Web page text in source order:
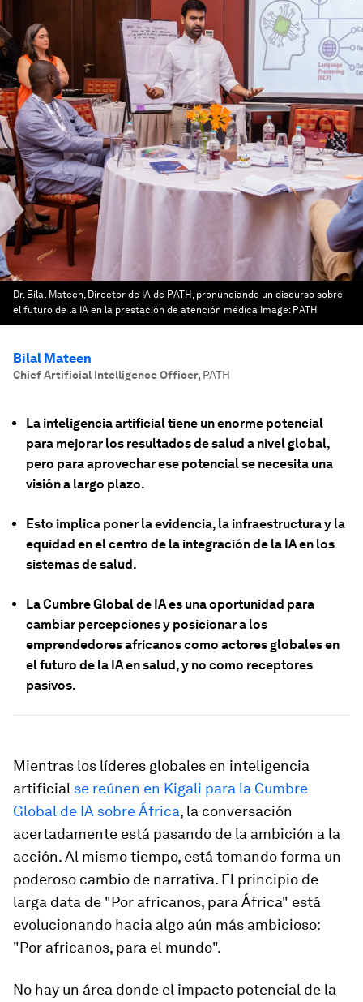
Dr. Bilal Mateen, Director de IA de PATH, pronunciando un discurso sobre
el futuro de la IA en la prestación de atención médica Image: PATH
Bilal Mateen
Chief Artificial Intelligence Officer, PATH
La inteligencia artificial tiene un enorme potencial
para mejorar los resultados de salud a nivel global,
pero para aprovechar ese potencial se necesita una
visión a largo plazo.
Esto implica poner la evidencia, la infraestructura y la
equidad en el centro de la integración de la IA en los
sistemas de salud.
La Cumbre Global de IA es una oportunidad para
cambiar percepciones y posicionar a los
emprendedores africanos como actores globales en
el futuro de la IA en salud, y no como receptores
pasivos.
Mientras los líderes globales en inteligencia
artificial se reúnen en Kigali para la Cumbre
Global de IA sobre África, la conversación
acertadamente está pasando de la ambición a la
acción. Al mismo tiempo, está tomando forma un
poderoso cambio de narrativa. El principio de
larga data de "Por africanos, para África" está
evolucionando hacia algo aún más ambicioso:
"Por africanos, para el mundo".
No hay un área donde el impacto potencial de la